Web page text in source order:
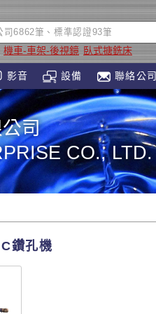
機車-車架-後視鏡 臥式搪銑床
影音 設備 聯絡公司
司
CO., LTD.
鑽孔機